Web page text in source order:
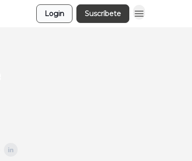
Login Suscríbete